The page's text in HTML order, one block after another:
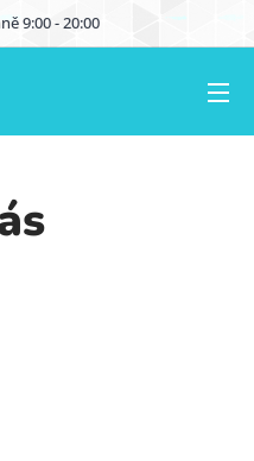
9:00 - 20:00